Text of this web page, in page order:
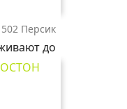
Персик
до